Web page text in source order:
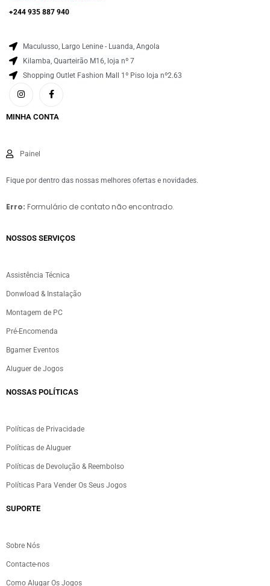
+244 935 887 940
Maculusso, Largo Lenine - Luanda, Angola
Kilamba, Quarteirão M16, loja nº 7
Shopping Outlet Fashion Mall 1º Piso loja nº2.63
MINHA CONTA
Painel
Fique por dentro das nossas melhores ofertas e novidades.
Erro: Formulário de contato não encontrado.
NOSSOS SERVIÇOS​
Assistência Técnica
Donwload & Instalação
Montagem de PC
Pré-Encomenda
Bgamer Eventos
Aluguer de Jogos
NOSSAS POLÍTICAS
Políticas de Privacidade
Políticas de Aluguer
Políticas de Devolução & Reembolso
Políticas Para Vender Os Seus Jogos
SUPORTE
Sobre Nós
Contacte-nos
Como Alugar Os Jogos